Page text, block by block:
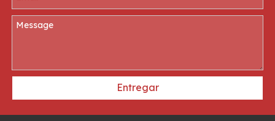
Entregar